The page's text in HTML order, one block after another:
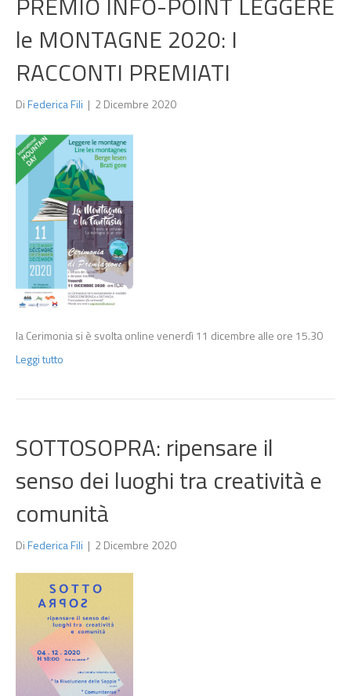
le MONTAGNE 2020: I
RACCONTI PREMIATI
DiFederica Fili | 2 Dicembre 2020
la Cerimonia si è svolta online venerdì 11 dicembre alle ore 15.30
Leggi tutto
SOTTOSOPRA: ripensare il
senso dei luoghi tra creatività e
comunità
DiFederica Fili | 2 Dicembre 2020